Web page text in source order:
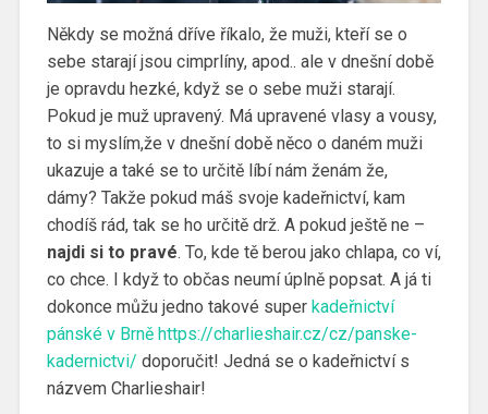
Někdy se možná dříve říkalo, že muži, kteří se o
sebe starají jsou cimprlíny, apod.. ale v dnešní době
je opravdu hezké, když se o sebe muži starají.
Pokud je muž upravený. Má upravené vlasy a vousy,
to si myslím,že v dnešní době něco o daném muži
ukazuje a také se to určitě líbí nám ženám že,
dámy? Takže pokud máš svoje kadeřnictví, kam
chodíš rád, tak se ho určitě drž. A pokud ještě ne –
najdi si to pravé. To, kde tě berou jako chlapa, co ví,
co chce. I když to občas neumí úplně popsat. A já ti
dokonce můžu jedno takové super kadeřnictví
pánské v Brně https://charlieshair.cz/cz/panske-
kadernictvi/ doporučit! Jedná se o kadeřnictví s
názvem Charlieshair!